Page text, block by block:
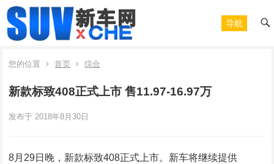
导航
您的位置 首页 综合
新款标致408正式上市 售11.97-16.97万
发布于 2018年8月30日
8月29日晚，新款标致408正式上市。新车将继续提供